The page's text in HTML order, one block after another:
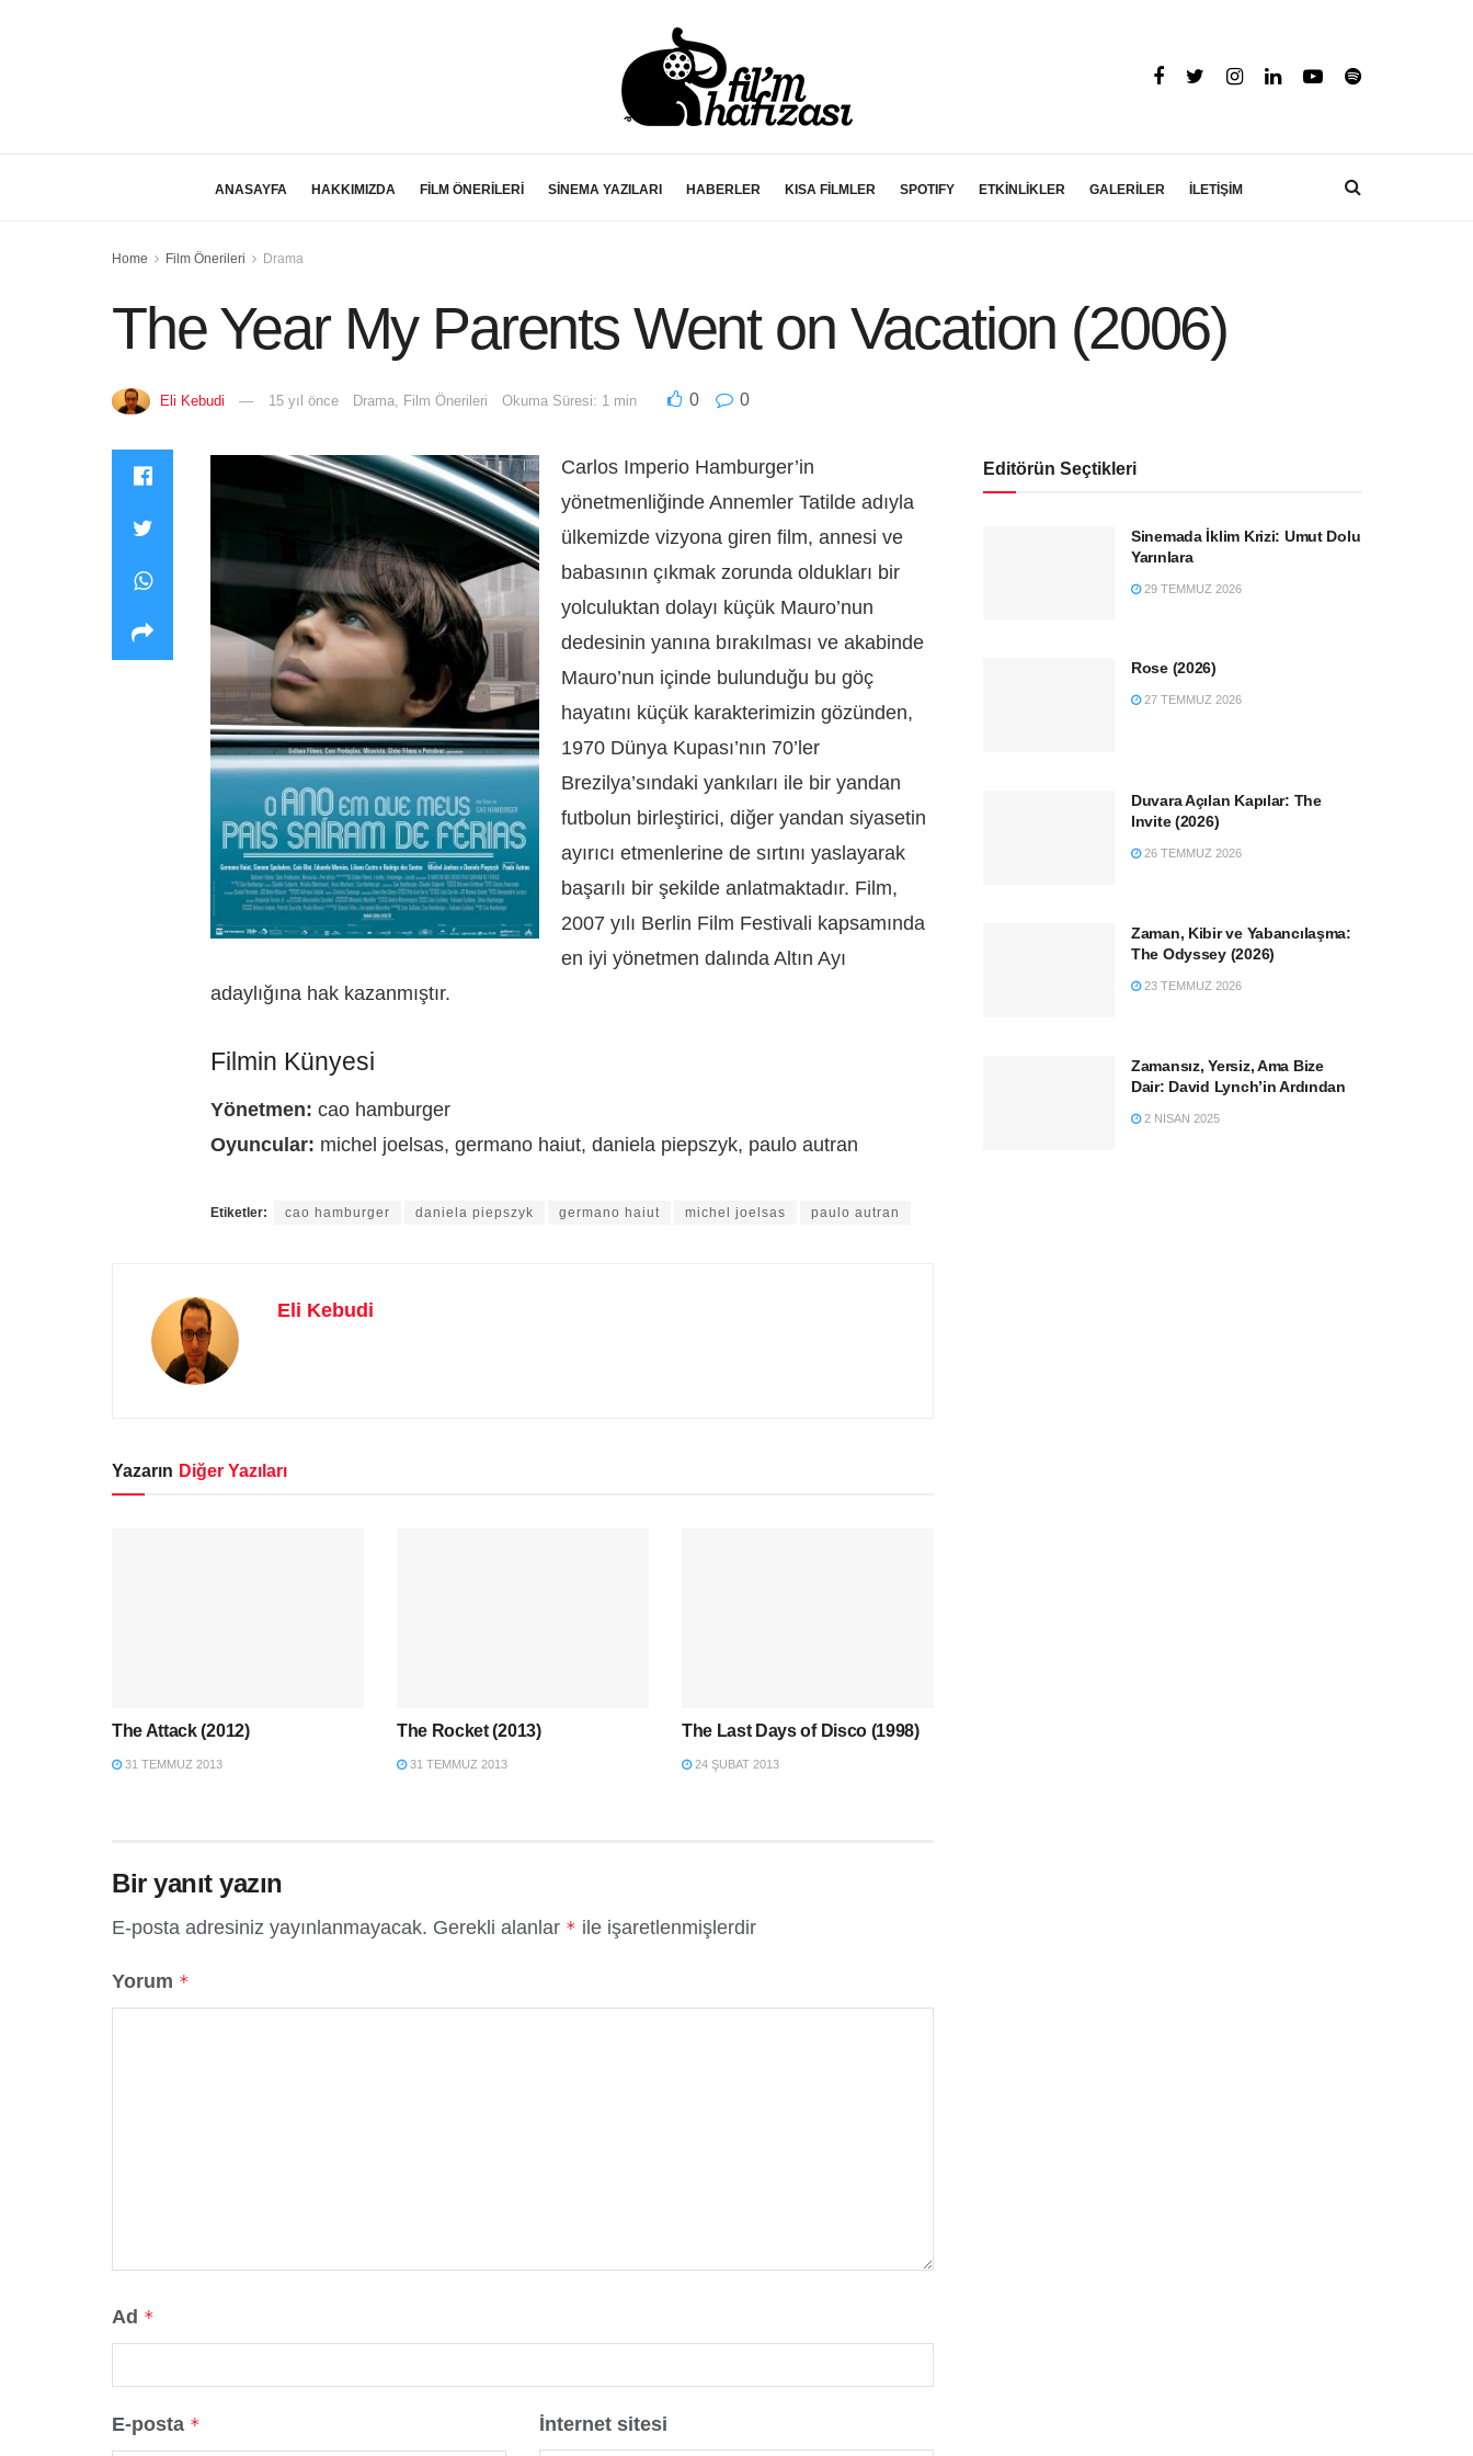
ANASAYFA HAKKIMIZDA FİLM ÖNERİLERİ SİNEMA YAZILARI HABERLER KISA FİLMLER SPOTIFY ETKİNLİKLER GALERİLER İLETİŞİM
Home Film Önerileri Drama
The Year My Parents Went on Vacation (2006)
Eli Kebudi 15 yıl önce Drama Film Önerileri Okuma Süresi: 1 min 0 0
Carlos Imperio Hamburger’in
yönetmenliğinde Annemler Tatilde adıyla
ülkemizde vizyona giren film, annesi ve
babasının çıkmak zorunda oldukları bir
yolculuktan dolayı küçük Mauro’nun
dedesinin yanına bırakılması ve akabinde
Mauro’nun içinde bulunduğu bu göç
hayatını küçük karakterimizin gözünden,
1970 Dünya Kupası’nın 70’ler
Brezilya’sındaki yankıları ile bir yandan
futbolun birleştirici, diğer yandan siyasetin
ayırıcı etmenlerine de sırtını yaslayarak
başarılı bir şekilde anlatmaktadır. Film,
2007 yılı Berlin Film Festivali kapsamında
en iyi yönetmen dalında Altın Ayı
adaylığına hak kazanmıştır.
Filmin Künyesi
Yönetmen: cao hamburger
Oyuncular: michel joelsas, germano haiut, daniela piepszyk, paulo autran
Etiketler: cao hamburger daniela piepszyk germano haiut michel joelsas paulo autran
Eli Kebudi
Yazarın Diğer Yazıları
The Attack (2012)
31 TEMMUZ 2013
The Rocket (2013)
31 TEMMUZ 2013
The Last Days of Disco (1998)
24 ŞUBAT 2013
Bir yanıt yazın
E-posta adresiniz yayınlanmayacak. Gerekli alanlar * ile işaretlenmişlerdir
Yorum *
Ad *
E-posta * İnternet sitesi
Editörün Seçtikleri
Sinemada İklim Krizi: Umut Dolu
Yarınlara
29 TEMMUZ 2026
Rose (2026)
27 TEMMUZ 2026
Duvara Açılan Kapılar: The
Invite (2026)
26 TEMMUZ 2026
Zaman, Kibir ve Yabancılaşma:
The Odyssey (2026)
23 TEMMUZ 2026
Zamansız, Yersiz, Ama Bize
Dair: David Lynch’in Ardından
2 NISAN 2025